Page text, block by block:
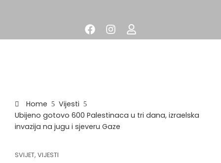
Home
Vijesti
Ubijeno gotovo 600 Palestinaca u tri dana, izraelska
invazija na jugu i sjeveru Gaze
SVIJET, VIJESTI